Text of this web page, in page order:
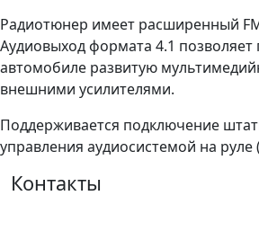
Радиотюнер имеет расширенный
Аудиовыход формата 4.1 позволяет
автомобиле развитую
внешними усилителями.
Поддерживается подключение
управления аудиосистемой на руле
Контакты